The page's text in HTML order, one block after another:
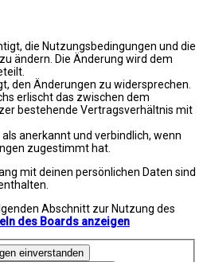
die Nutzungsbedingungen und die
ändern. Die Änderung wird dem
den Änderungen zu widersprechen.
erlischt das zwischen dem
bestehende Vertragsverhältnis mit
anerkannt und verbindlich, wenn
zugestimmt hat.
mit deinen persönlichen Daten sind
Abschnitt zur Nutzung des
des Boards anzeigen